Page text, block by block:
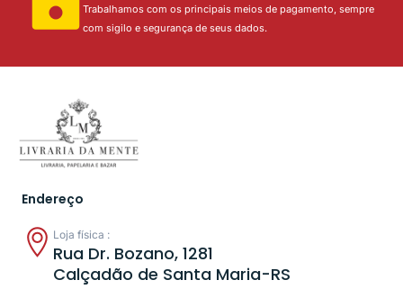
Trabalhamos com os principais meios de pagamento, sempre
com sigilo e segurança de seus dados.
Endereço
Loja física :
Rua Dr. Bozano, 1281
Calçadão de Santa Maria-RS